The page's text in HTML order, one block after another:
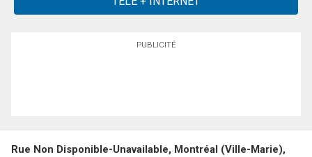
PUBLICITÉ
Rue Non Disponible-Unavailable, Montréal (Ville-Marie),